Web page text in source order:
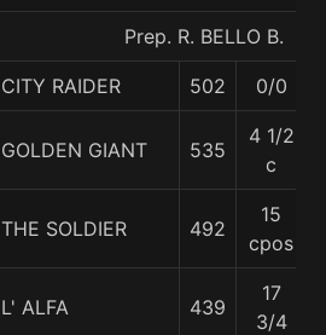
Prep. R. BELLO B.
CITY RAIDER 502 0/0
GOLDEN GIANT 535
4 1/2
c
THE SOLDIER 492
15
cpos
L' ALFA 439
17
3/4